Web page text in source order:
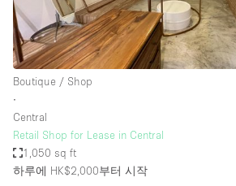
Boutique / Shop
∙
Central
Retail Shop for Lease in Central
1,050 sq ft
하루에 HK$2,000부터 시작